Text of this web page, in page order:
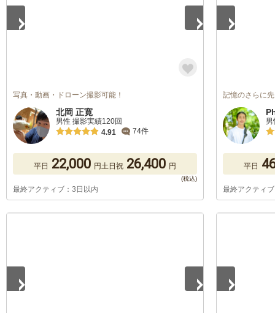
写真・動画・ドローン撮影可能！
北岡 正寛
男性 撮影実績120回
4.91
74件
平日 22,000 円土日祝 26,400 円
最終アクティブ：3日以内
記憶のさらに
平日
最終アクティ